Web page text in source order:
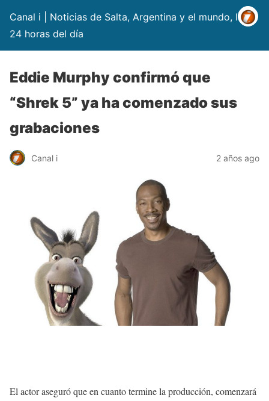
Canal i | Noticias de Salta, Argentina y el mundo, las
24 horas del día
Eddie Murphy confirmó que
“Shrek 5” ya ha comenzado sus
grabaciones
Canal i 2 años ago
El actor aseguró que en cuanto termine la producción, comenzará